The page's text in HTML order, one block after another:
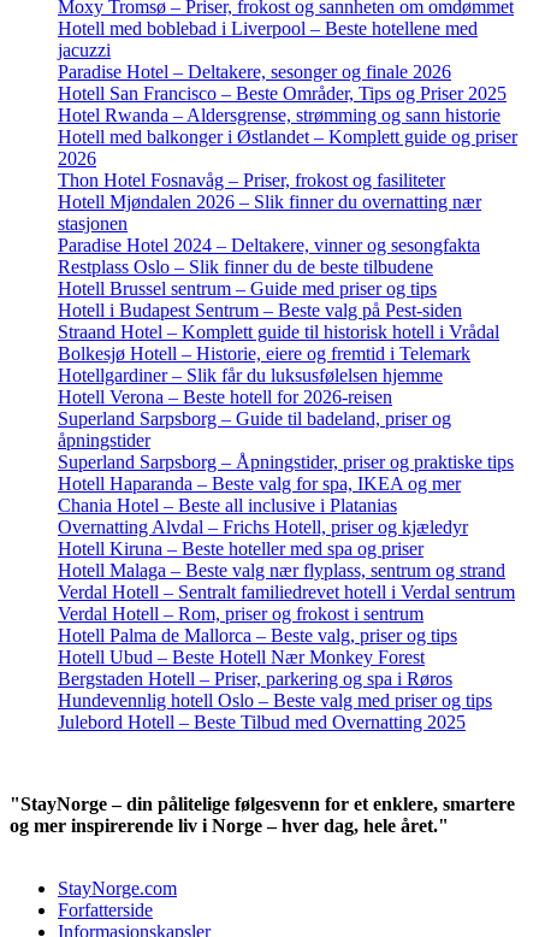
Moxy Tromsø – Priser, frokost og sannheten om omdømmet
Hotell med boblebad i Liverpool – Beste hotellene med
jacuzzi
Paradise Hotel – Deltakere, sesonger og finale 2026
Hotell San Francisco – Beste Områder, Tips og Priser 2025
Hotel Rwanda – Aldersgrense, strømming og sann historie
Hotell med balkonger i Østlandet – Komplett guide og priser
2026
Thon Hotel Fosnavåg – Priser, frokost og fasiliteter
Hotell Mjøndalen 2026 – Slik finner du overnatting nær
stasjonen
Paradise Hotel 2024 – Deltakere, vinner og sesongfakta
Restplass Oslo – Slik finner du de beste tilbudene
Hotell Brussel sentrum – Guide med priser og tips
Hotell i Budapest Sentrum – Beste valg på Pest-siden
Straand Hotel – Komplett guide til historisk hotell i Vrådal
Bolkesjø Hotell – Historie, eiere og fremtid i Telemark
Hotellgardiner – Slik får du luksusfølelsen hjemme
Hotell Verona – Beste hotell for 2026-reisen
Superland Sarpsborg – Guide til badeland, priser og
åpningstider
Superland Sarpsborg – Åpningstider, priser og praktiske tips
Hotell Haparanda – Beste valg for spa, IKEA og mer
Chania Hotel – Beste all inclusive i Platanias
Overnatting Alvdal – Frichs Hotell, priser og kjæledyr
Hotell Kiruna – Beste hoteller med spa og priser
Hotell Malaga – Beste valg nær flyplass, sentrum og strand
Verdal Hotell – Sentralt familiedrevet hotell i Verdal sentrum
Verdal Hotell – Rom, priser og frokost i sentrum
Hotell Palma de Mallorca – Beste valg, priser og tips
Hotell Ubud – Beste Hotell Nær Monkey Forest
Bergstaden Hotell – Priser, parkering og spa i Røros
Hundevennlig hotell Oslo – Beste valg med priser og tips
Julebord Hotell – Beste Tilbud med Overnatting 2025
"StayNorge – din pålitelige følgesvenn for et enklere, smartere
og mer inspirerende liv i Norge – hver dag, hele året."
StayNorge.com
Forfatterside
Informasjonskapsler